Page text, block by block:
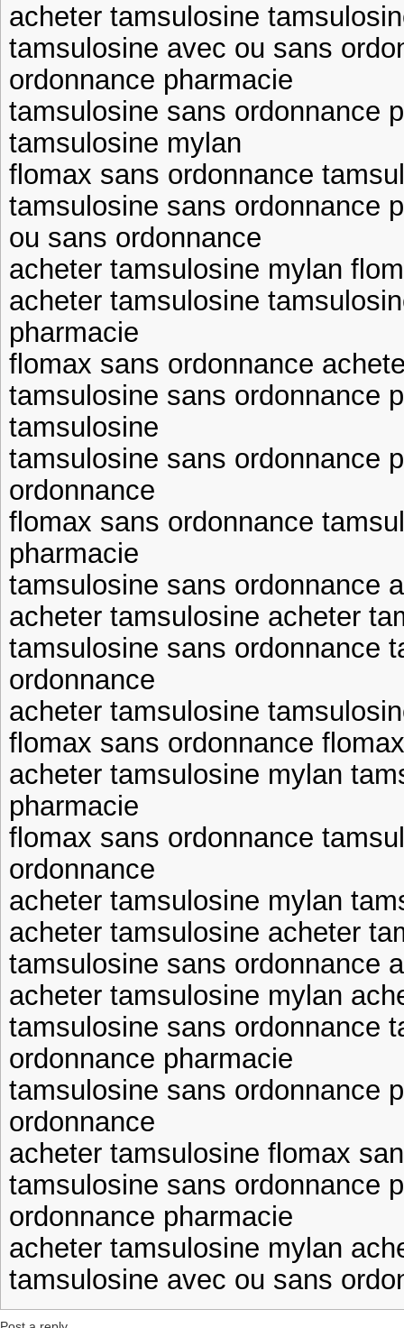
acheter tamsulosine
tamsulosine avec ou sans
ordonnance pharmacie
tamsulosine sans ordonnance
tamsulosine mylan
flomax sans ordonnance
tamsulosine sans ordonnance
ou sans ordonnance
acheter tamsulosine mylan
acheter tamsulosine
pharmacie
flomax sans ordonnance
tamsulosine sans ordonnance
tamsulosine
tamsulosine sans ordonnance
ordonnance
flomax sans ordonnance
pharmacie
tamsulosine sans ordonnance
acheter tamsulosine acheter
tamsulosine sans ordonnance
ordonnance
acheter tamsulosine
flomax sans ordonnance
acheter tamsulosine mylan
pharmacie
flomax sans ordonnance
ordonnance
acheter tamsulosine mylan
acheter tamsulosine acheter
tamsulosine sans ordonnance
acheter tamsulosine mylan
tamsulosine sans ordonnance
ordonnance pharmacie
tamsulosine sans ordonnance
ordonnance
acheter tamsulosine flomax
tamsulosine sans ordonnance
ordonnance pharmacie
acheter tamsulosine mylan
tamsulosine avec ou sans